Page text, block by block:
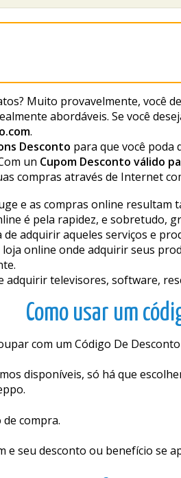
Muito provavelmente, você
abordáveis. Se você
.
Desconto para que você
un Cupom Desconto válido
compras através de Internet
e as compras online
é pela rapidez, e sobretudo,
adquirir aqueles serviços e
online onde adquirir seus
televisores, software,
Como usar um
com um Código De
disponíveis, só há que
compra.
e seu desconto ou benefício se